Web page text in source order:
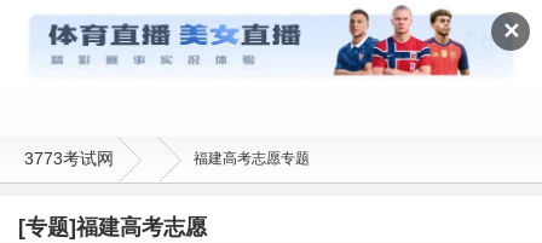
✕
福建高考志愿
3773考试网 福建高考志愿专题
[专题]福建高考志愿